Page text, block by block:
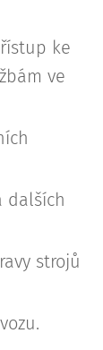
ke
ve
dalších
strojů